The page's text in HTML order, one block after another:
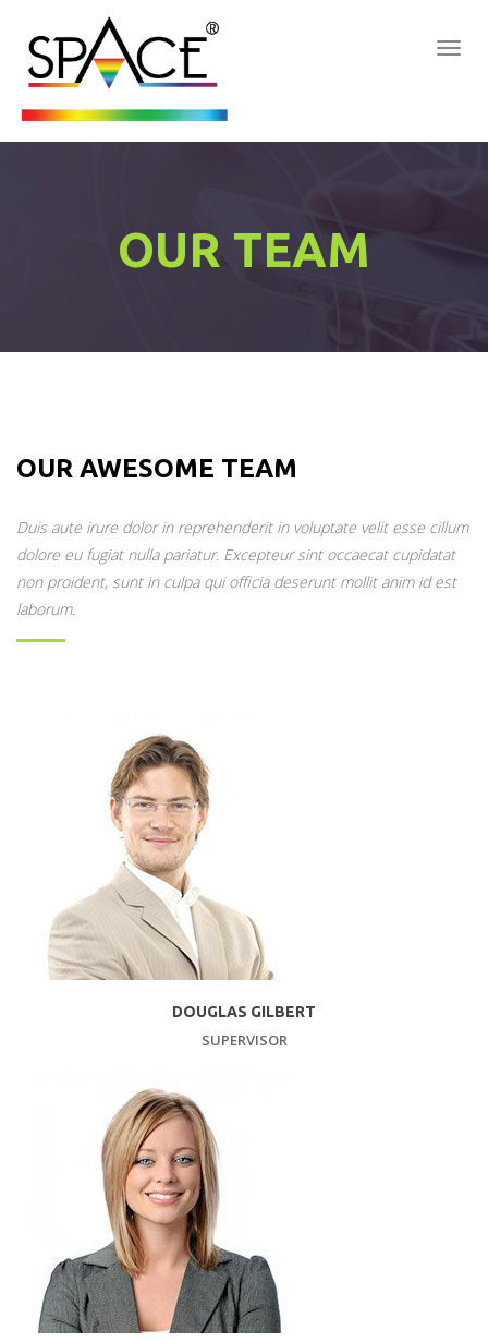
OUR TEAM
OUR AWESOME TEAM
Duis aute irure dolor in reprehenderit in voluptate velit esse cillum
dolore eu fugiat nulla pariatur. Excepteur sint occaecat cupidatat
non proident, sunt in culpa qui officia deserunt mollit anim id est
laborum.
DOUGLAS GILBERT
SUPERVISOR